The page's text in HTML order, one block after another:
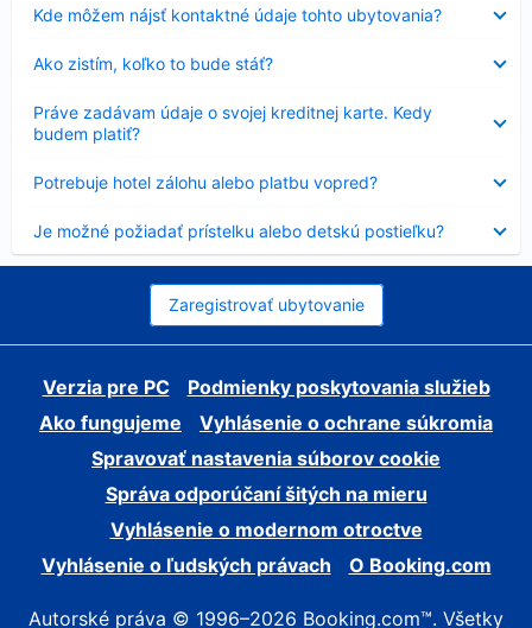
Kde môžem nájsť kontaktné údaje tohto ubytovania?
sa
Ako zistím, koľko to bude stáť?
sa
Práve zadávam údaje o svojej kreditnej karte. Kedy
budem platiť?
sa
Potrebuje hotel zálohu alebo platbu vopred?
sa
Je možné požiadať prístelku alebo detskú postieľku?
sa
Zaregistrovať ubytovanie
Verzia pre PC
Podmienky poskytovania služieb
Ako fungujeme
Vyhlásenie o ochrane súkromia
Spravovať nastavenia súborov cookie
Správa odporúčaní šitých na mieru
Vyhlásenie o modernom otroctve
Vyhlásenie o ľudských právach
O Booking.com
Autorské práva © 1996–2026 Booking.com™. Všetky